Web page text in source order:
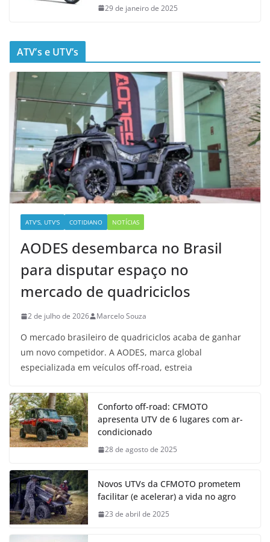
29 de janeiro de 2025
ATV’s e UTV’s
ATV'S, UTV'S COTIDIANO NOTÍCIAS
AODES desembarca no Brasil
para disputar espaço no
mercado de quadriciclos
2 de julho de 2026 Marcelo Souza
O mercado brasileiro de quadriciclos acaba de ganhar
um novo competidor. A AODES, marca global
especializada em veículos off-road, estreia
Conforto off-road: CFMOTO
apresenta UTV de 6 lugares com ar-
condicionado
28 de agosto de 2025
Novos UTVs da CFMOTO prometem
facilitar (e acelerar) a vida no agro
23 de abril de 2025